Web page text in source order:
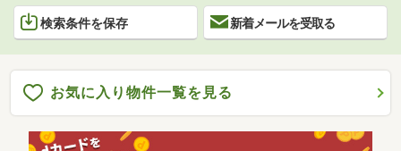
検索条件を保存 新着メールを受取る
お気に入り物件一覧を見る